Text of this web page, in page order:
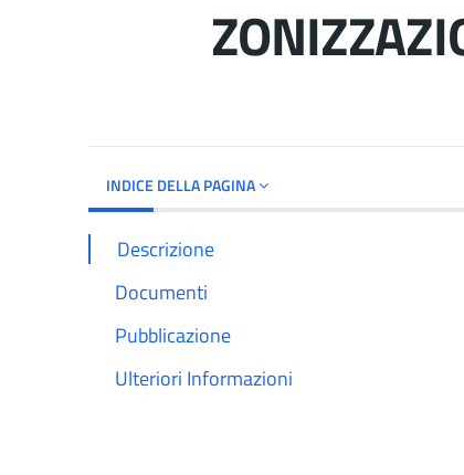
INDICE DELLA PAGINA
Descrizione
Documenti
Pubblicazione
Ulteriori Informazioni